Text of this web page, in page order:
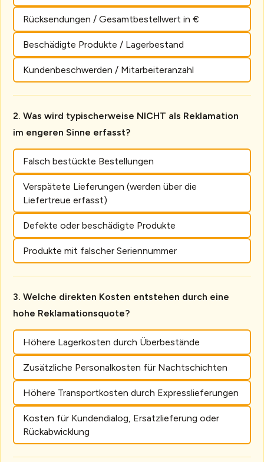
Rücksendungen / Gesamtbestellwert in €
Beschädigte Produkte / Lagerbestand
Kundenbeschwerden / Mitarbeiteranzahl
Was wird typischerweise NICHT als Reklamation
im engeren Sinne erfasst?
Falsch bestückte Bestellungen
Verspätete Lieferungen (werden über die
Liefertreue erfasst)
Defekte oder beschädigte Produkte
Produkte mit falscher Seriennummer
Welche direkten Kosten entstehen durch eine
hohe Reklamationsquote?
Höhere Lagerkosten durch Überbestände
Zusätzliche Personalkosten für Nachtschichten
Höhere Transportkosten durch Expresslieferungen
Kosten für Kundendialog, Ersatzlieferung oder
Rückabwicklung